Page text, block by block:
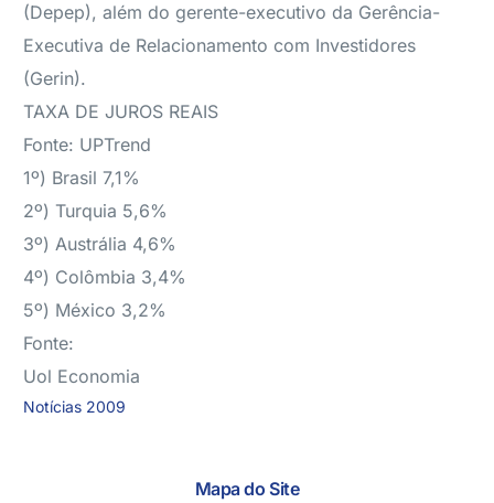
(Depep), além do gerente-executivo da Gerência-
Executiva de Relacionamento com Investidores
(Gerin).
TAXA DE JUROS REAIS
Fonte: UPTrend
1º) Brasil 7,1%
2º) Turquia 5,6%
3º) Austrália 4,6%
4º) Colômbia 3,4%
5º) México 3,2%
Fonte:
Uol Economia
Notícias 2009
Mapa do Site